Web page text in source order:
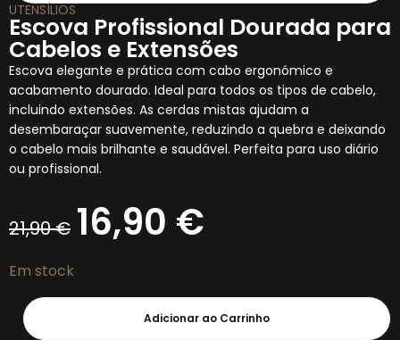
UTENSÍLIOS
Escova Profissional Dourada para
Cabelos e Extensões
Escova elegante e prática com cabo ergonómico e
acabamento dourado. Ideal para todos os tipos de cabelo,
incluindo extensões. As cerdas mistas ajudam a
desembaraçar suavemente, reduzindo a quebra e deixando
o cabelo mais brilhante e saudável. Perfeita para uso diário
ou profissional.
21,90€ 16,90 €
Em stock
Adicionar ao Carrinho